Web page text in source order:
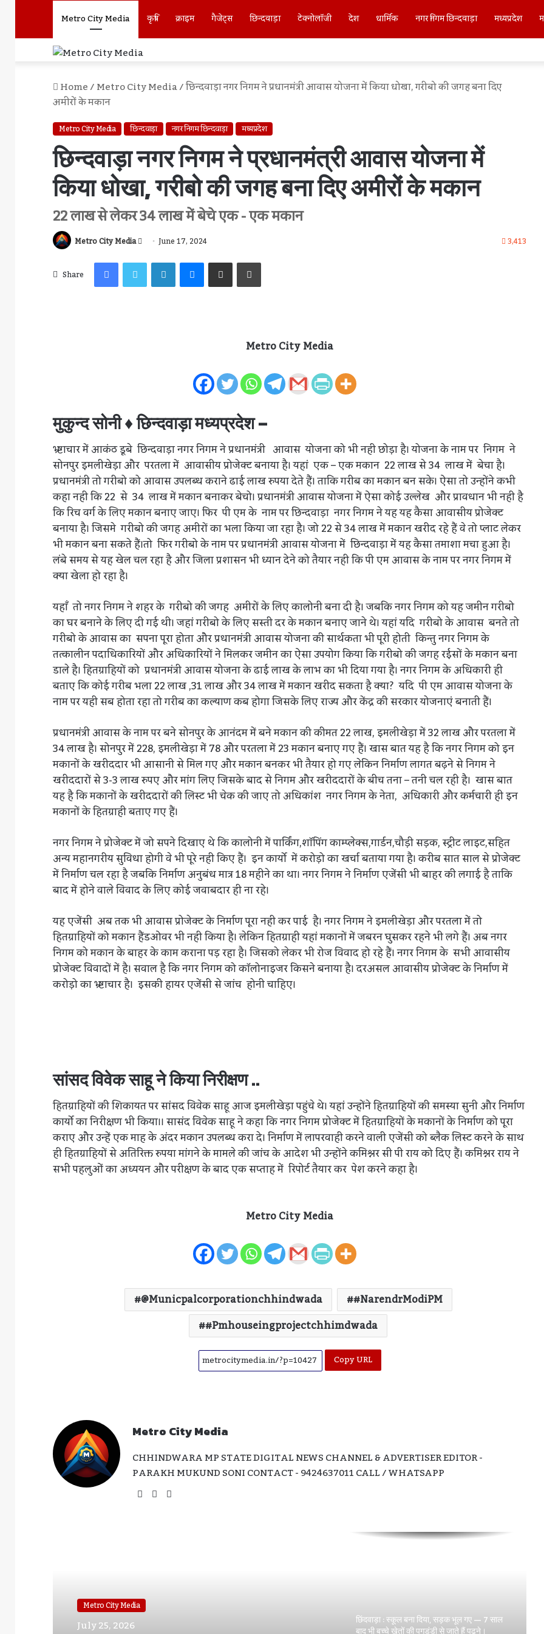
Metro City Media कृषि क्राइम गैजेट्स छिन्दवाड़ा टेक्नोलॉजी देश धार्मिक नगर निगम छिन्दवाड़ा मध्यप्रदेश
Home/Metro City Media/छिन्दवाड़ा नगर निगम ने प्रधानमंत्री आवास योजना में किया धोखा, गरीबो की जगह बना दिए
अमीरों के मकान
Metro City Media छिन्दवाड़ा नगर निगम छिन्दवाड़ा मध्यप्रदेश
छिन्दवाड़ा नगर निगम ने प्रधानमंत्री आवास योजना में
किया धोखा, गरीबो की जगह बना दिए अमीरों के मकान
22 लाख से लेकर 34 लाख में बेचे एक - एक मकान
Metro City Media
Send
Email
June 17, 2024 3,413
Share
FacebookTwitterLinkedInMessenger
Share Via EmailPrint
Metro City Media
मुकुन्द सोनी ♦ छिन्दवाड़ा मध्यप्रदेश –
भ्र्ष्टाचार में आकंठ डूबे छिन्दवाड़ा नगर निगम ने प्रधानमंत्री आवास योजना को भी नही छोड़ा है। योजना के नाम पर निगम ने
सोनपुर इमलीखेड़ा और परतला में आवासीय प्रोजेक्ट बनाया है। यहां एक – एक मकान 22 लाख से 34 लाख में बेचा है।
प्रधानमंत्री तो गरीबो को आवास उपलब्ध कराने ढाई लाख रुपया देते हैं। ताकि गरीब का मकान बन सके। ऐसा तो उन्होंने कभी
कहा नही कि 22 से 34 लाख में मकान बनाकर बेचो। प्रधानमंत्री आवास योजना में ऐसा कोई उल्लेख और प्रावधान भी नही है
कि रिच वर्ग के लिए मकान बनाए जाए। फिर पी एम के नाम पर छिन्दवाड़ा नगर निगम ने यह यह कैसा आवासीय प्रोजेक्ट
बनाया है। जिसमे गरीबो की जगह अमीरों का भला किया जा रहा है। जो 22 से 34 लाख में मकान खरीद रहे हैं वे तो प्लाट लेकर
भी मकान बना सकते हैं।तो फिर गरीबो के नाम पर प्रधानमंत्री आवास योजना में छिन्दवाड़ा में यह कैसा तमाशा मचा हुआ है।
लंबे समय से यह खेल चल रहा है और जिला प्रशासन भी ध्यान देने को तैयार नही कि पी एम आवास के नाम पर नगर निगम में
क्या खेला हो रहा है।
यहाँ तो नगर निगम ने शहर के गरीबो की जगह अमीरों के लिए कालोनी बना दी है। जबकि नगर निगम को यह जमीन गरीबो
का घर बनाने के लिए दी गई थी। जहां गरीबो के लिए सस्ती दर के मकान बनाए जाने थे। यहां यदि गरीबो के आवास बनते तो
गरीबो के आवास का सपना पूरा होता और प्रधानमंत्री आवास योजना की सार्थकता भी पूरी होती किन्तु नगर निगम के
तत्कालीन पदाधिकारियों और अधिकारियों ने मिलकर जमीन का ऐसा उपयोग किया कि गरीबो की जगह रईसों के मकान बना
डाले है। हितग्राहियों को प्रधानमंत्री आवास योजना के ढाई लाख के लाभ का भी दिया गया है। नगर निगम के अधिकारी ही
बताए कि कोई गरीब भला 22 लाख ,31 लाख और 34 लाख में मकान खरीद सकता है क्या? यदि पी एम आवास योजना के
नाम पर यही सब होता रहा तो गरीब का कल्याण कब होगा जिसके लिए राज्य और केंद्र की सरकार योजनाएं बनाती हैं।
प्रधानमंत्री आवास के नाम पर बने सोनपुर के आनंदम में बने मकान की कीमत 22 लाख, इमलीखेड़ा में 32 लाख और परतला में
34 लाख है। सोनपुर में 228, इमलीखेड़ा में 78 और परतला में 23 मकान बनाए गए हैं। खास बात यह है कि नगर निगम को इन
मकानों के खरीददार भी आसानी से मिल गए और मकान बनकर भी तैयार हो गए लेकिन निर्माण लागत बढ़ने से निगम ने
खरीददारों से 3-3 लाख रुपए और मांग लिए जिसके बाद से निगम और खरीददारों के बीच तना – तनी चल रही है। खास बात
यह है कि मकानों के खरीददारों की लिस्ट भी चेक की जाए तो अधिकांश नगर निगम के नेता, अधिकारी और कर्मचारी ही इन
मकानों के हितग्राही बताए गए हैं।
नगर निगम ने प्रोजेक्ट में जो सपने दिखाए थे कि कालोनी में पार्किंग,शॉपिंग काम्प्लेक्स,गार्डन,चौड़ी सड़क, स्ट्रीट लाइट,सहित
अन्य महानगरीय सुविधा होगी वे भी पूरे नही किए हैं। इन कार्यो में करोड़ो का खर्चा बताया गया है। करीब सात साल से प्रोजेक्ट
में निर्माण चल रहा है जबकि निर्माण अनुबंध मात्र 18 महीने का था। नगर निगम ने निर्माण एजेंसी भी बाहर की लगाई है ताकि
बाद में होने वाले विवाद के लिए कोई जवाबदार ही ना रहे।
यह एजेंसी अब तक भी आवास प्रोजेक्ट के निर्माण पूरा नही कर पाई है। नगर निगम ने इमलीखेड़ा और परतला में तो
हितग्राहियों को मकान हैंडओवर भी नही किया है। लेकिन हितग्राही यहां मकानों में जबरन घुसकर रहने भी लगे हैं। अब नगर
निगम को मकान के बाहर के काम कराना पड़ रहा है। जिसको लेकर भी रोज विवाद हो रहे हैं। नगर निगम के सभी आवासीय
प्रोजेक्ट विवादों में है। सवाल है कि नगर निगम को कॉलोनाइजर किसने बनाया है। दरअसल आवासीय प्रोजेक्ट के निर्माण में
करोड़ो का भ्र्ष्टाचार है। इसकी हायर एजेंसी से जांच होनी चाहिए।
सांसद विवेक साहू ने किया निरीक्षण ..
हितग्राहियों की शिकायत पर सांसद विवेक साहू आज इमलीखेड़ा पहुंचे थे। यहां उन्होंने हितग्राहियों की समस्या सुनी और निर्माण
कार्यो का निरीक्षण भी किया।। सासंद विवेक साहू ने कहा कि नगर निगम प्रोजेक्ट में हितग्राहियों के मकानों के निर्माण को पूरा
कराए और उन्हें एक माह के अंदर मकान उपलब्ध करा दे। निर्माण में लापरवाही करने वाली एजेंसी को ब्लैक लिस्ट करने के साथ
ही हितग्राहियों से अतिरिक्त रुपया मांगने के मामले की जांच के आदेश भी उन्होंने कमिश्नर सी पी राय को दिए हैं। कमिश्नर राय ने
सभी पहलुओं का अध्ययन और परीक्षण के बाद एक सप्ताह में रिपोर्ट तैयार कर पेश करने कहा है।
Metro City Media
@municpalcorporationchhindwada
#NarendrModiPM
#pmhouseingprojectchhimdwada
Copy URL
Metro City Media
CHHINDWARA MP STATE DIGITAL NEWS CHANNEL & ADVERTISER EDITOR -
PARAKH MUKUND SONI CONTACT - 9424637011 CALL / WHATSAPP
WebsiteFacebook
Metro City Media
July 25, 2026
Metro City Media
छिंदवाड़ा: 40 पेटी शराब पकड़ी, पुलिस बोली 27 —
कहां गईं बाकी 16 पेटियां?
छिंदवाड़ा में महिला प्रधान आरक्षक ने उठाया खौफनाक
छिंदवाड़ा : स्कूल बना दिया, सड़क भूल गए — 7 साल
बाद भी बच्चे खेतों की पगडंडी से जाते हैं पढ़ने।